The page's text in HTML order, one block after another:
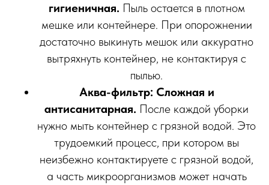
гигиеничная. Пыль остается в плотном
мешке или контейнере. При опорожнении
достаточно выкинуть мешок или аккуратно
вытряхнуть контейнер, не контактируя с
пылью.
Аква-фильтр: Сложная и
антисанитарная. После каждой уборки
нужно мыть контейнер с грязной водой. Это
трудоемкий процесс, при котором вы
неизбежно контактируете с грязной водой,
а часть микроорганизмов может начать